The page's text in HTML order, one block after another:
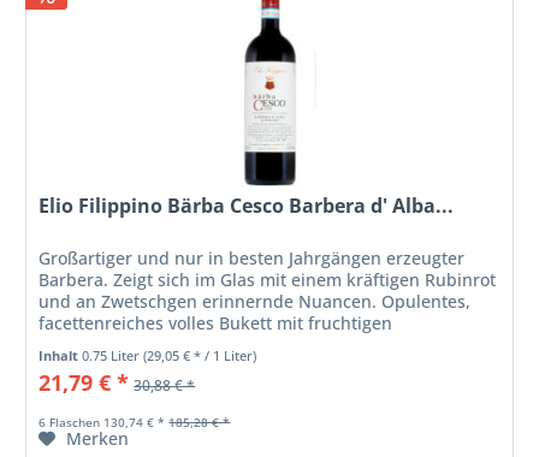
Elio Filippino Bärba Cesco Barbera d' Alba...
Großartiger und nur in besten Jahrgängen erzeugter
Barbera. Zeigt sich im Glas mit einem kräftigen Rubinrot
und an Zwetschgen erinnernde Nuancen. Opulentes,
facettenreiches volles Bukett mit fruchtigen
Beerenaromen, zu der sich...
Inhalt0.75 Liter(29,05 € * / 1 Liter)
21,79 € * 30,88 € *
6 Flaschen 130,74 € * 185,28 € *
Merken